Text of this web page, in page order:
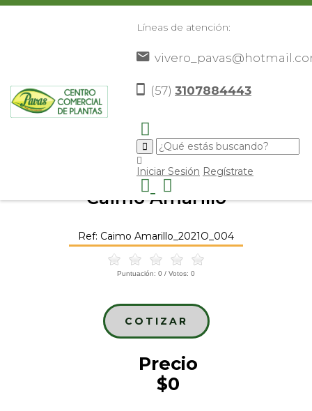
Líneas de atención:
(57) 3107884443
Iniciar Sesión Regístrate
Frutales >Otros Frutales>Caimo
Caimo Amarillo
Ref: Caimo Amarillo_2021O_004
Puntuación: 0 / Votos: 0
COTIZAR
Precio
$0